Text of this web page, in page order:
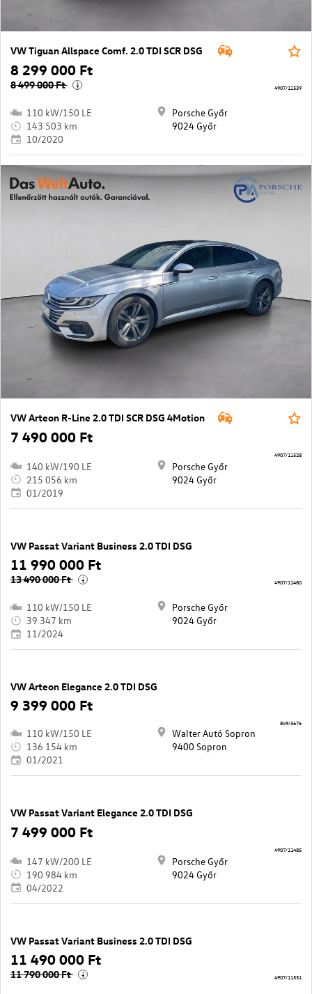
VW Tiguan Allspace Comf. 2.0 TDI SCR DSG
8 299 000 Ft
8 499 000 Ft i
110 kW/150 LE
143 503 km
10/2020
Porsche Győr
9024 Győr
4907/11539
VW Arteon R-Line 2.0 TDI SCR DSG 4Motion
7 490 000 Ft
140 kW/190 LE
215 056 km
01/2019
Porsche Győr
9024 Győr
4907/11528
VW Passat Variant Business 2.0 TDI DSG
11 990 000 Ft
13 490 000 Ft i
110 kW/150 LE
39 347 km
11/2024
Porsche Győr
9024 Győr
4907/11480
VW Arteon Elegance 2.0 TDI DSG
9 399 000 Ft
110 kW/150 LE
136 154 km
01/2021
Walter Autó Sopron
9400 Sopron
849/3676
VW Passat Variant Elegance 2.0 TDI DSG
7 499 000 Ft
147 kW/200 LE
190 984 km
04/2022
Porsche Győr
9024 Győr
4907/11485
VW Passat Variant Business 2.0 TDI DSG
11 490 000 Ft
11 790 000 Ft i 4907/11531